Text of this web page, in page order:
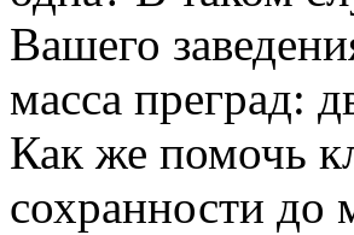
Вашего
масса преград:
Как же помочь
сохранности до